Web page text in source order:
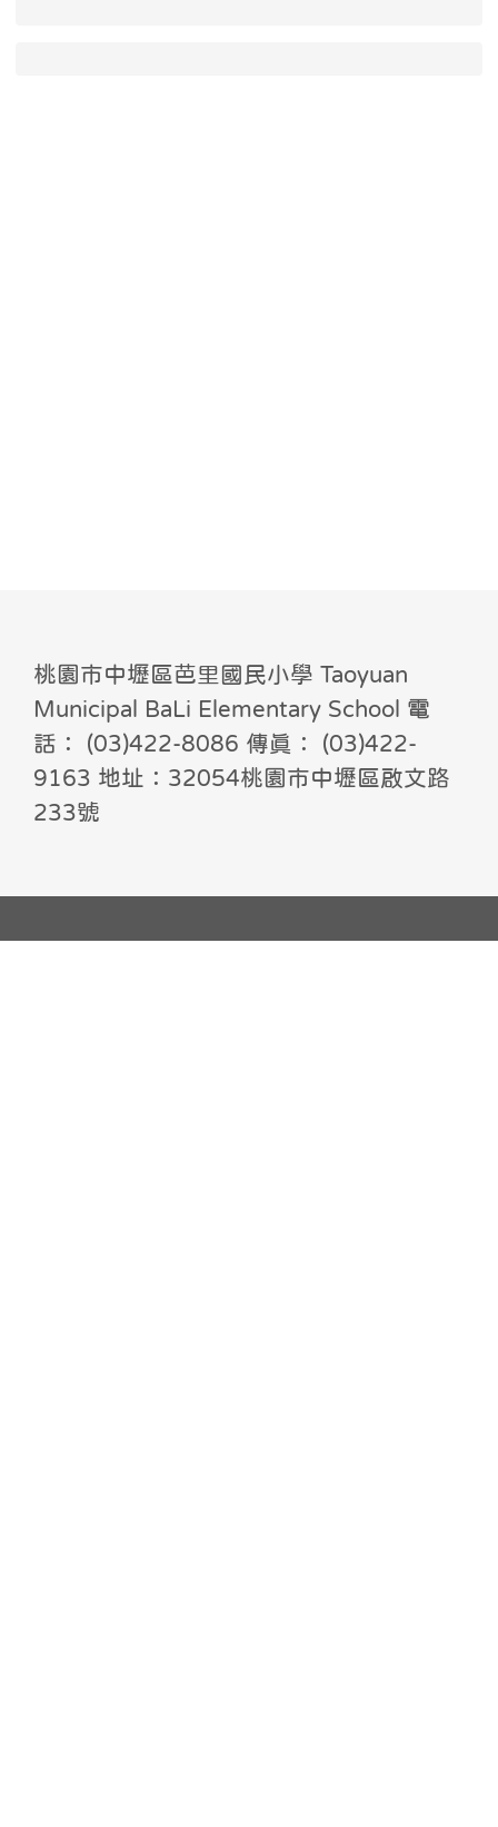
桃園市中壢區芭里國民小學 Taoyuan
Municipal BaLi Elementary School 電
話： (03)422-8086 傳真： (03)422-
9163 地址：32054桃園市中壢區啟文路
233號